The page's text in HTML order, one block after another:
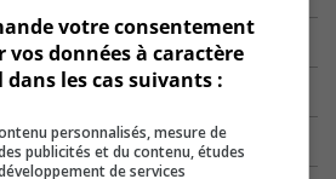
votre consentement
données à caractère
dans les cas suivants :
personnalisés, mesure de
publicités et du contenu, études
de services